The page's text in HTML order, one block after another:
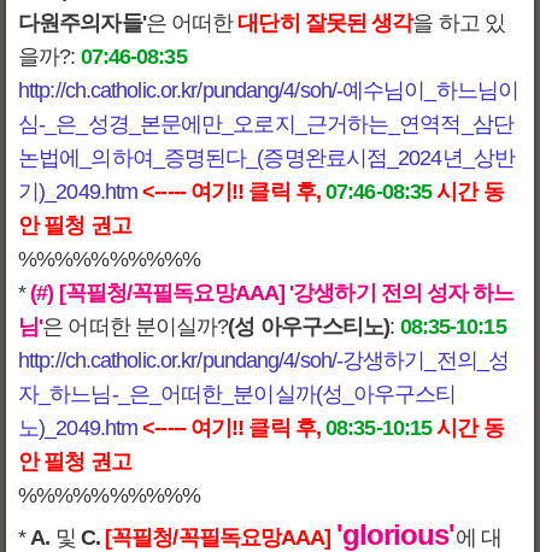
다원주의자들'은 어떠한 대단히 잘못된 생각을 하고 있
을까?: 07:46-08:35
http://ch.catholic.or.kr/pundang/4/soh/-예수님이_하느님이
심-_은_성경_본문에만_오로지_근거하는_연역적_삼단
논법에_의하여_증명된다_(증명완료시점_2024년_상반
기)_2049.htm <----- 여기!! 클릭 후, 07:46-08:35 시간 동
안 필청 권고
%%%%%%%%%%
*(#) [꼭필청/꼭필독요망AAA] '강생하기 전의 성자 하느
님'은 어떠한 분이실까?(성 아우구스티노): 08:35-10:15
http://ch.catholic.or.kr/pundang/4/soh/-강생하기_전의_성
자_하느님-_은_어떠한_분이실까(성_아우구스티
노)_2049.htm <----- 여기!! 클릭 후, 08:35-10:15 시간 동
안 필청 권고
%%%%%%%%%%
*A. 및 C. [꼭필청/꼭필독요망AAA] 'glorious'에 대